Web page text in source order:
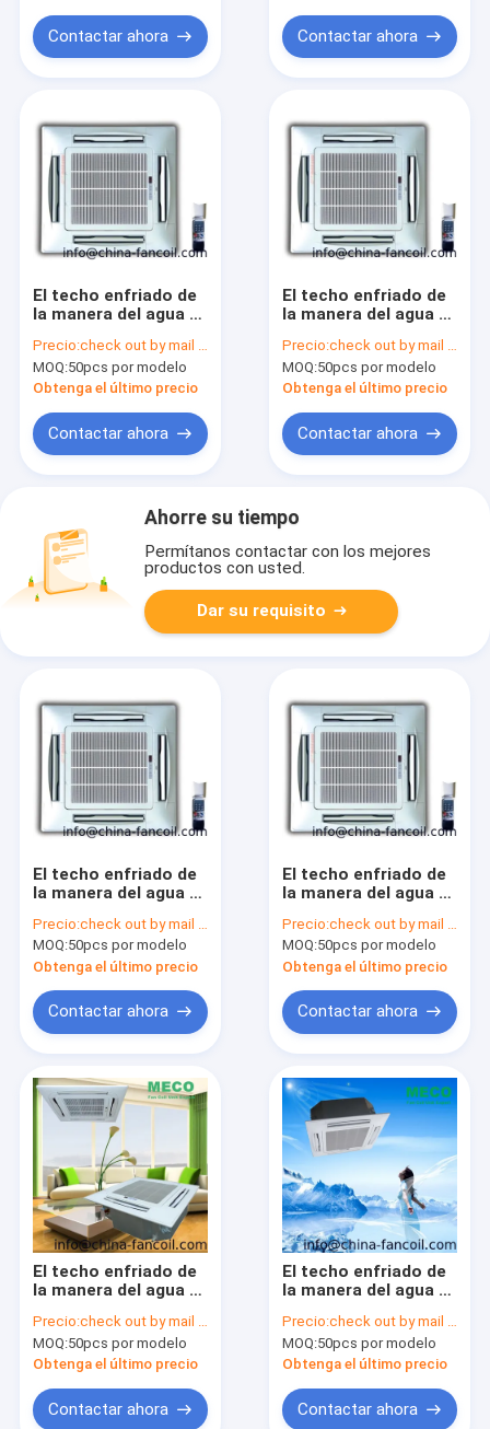
Contactar ahora Contactar ahora
El techo enfriado de
la manera del agua 4
TUBO del casete de
la bobina units-
200CFM 4 de la fan
Precio:check out by mail to info@china-fancoil.com
MOQ:50pcs por modelo
Obtenga el último precio
Contactar ahora
El techo enfriado de
la manera del agua 4
TUBO del casete de
la bobina units-
300CFM 4 de la fan
Precio:check out by mail to info@china-fancoil.com
MOQ:50pcs por modelo
Obtenga el último precio
Contactar ahora
Ahorre su tiempo
Permítanos contactar con los mejores
productos con usted.
Dar su requisito
El techo enfriado de
la manera del agua 4
TUBO del casete de
la bobina units-
400CFM 4 de la fan
Precio:check out by mail to info@china-fancoil.com
MOQ:50pcs por modelo
Obtenga el último precio
Contactar ahora
El techo enfriado de
la manera del agua 4
TUBO del casete de
la bobina units-
600CFM 4 de la fan
Precio:check out by mail to info@china-fancoil.com
MOQ:50pcs por modelo
Obtenga el último precio
Contactar ahora
El techo enfriado de
la manera del agua 4
TUBO del casete de
la bobina units-
1200CFM 4 de la fan
Precio:check out by mail to info@china-fancoil.com
MOQ:50pcs por modelo
Obtenga el último precio
Contactar ahora
El techo enfriado de
la manera del agua 4
TUBO del casete de
la bobina units-
1400CFM 4 de la fan
Precio:check out by mail to info@china-fancoil.com
MOQ:50pcs por modelo
Obtenga el último precio
Contactar ahora